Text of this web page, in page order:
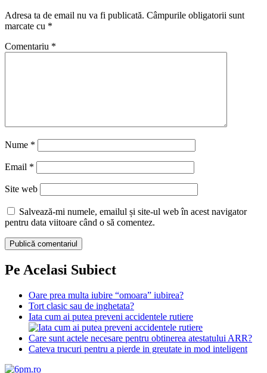
Adresa ta de email nu va fi publicată. Câmpurile obligatorii sunt
marcate cu *
Comentariu *
Nume *
Email *
Site web
Salvează-mi numele, emailul și site-ul web în acest navigator
pentru data viitoare când o să comentez.
Pe Acelasi Subiect
Oare prea multa iubire “omoara” iubirea?
Tort clasic sau de inghetata?
Iata cum ai putea preveni accidentele rutiere
Care sunt actele necesare pentru obtinerea atestatului ARR?
Cateva trucuri pentru a pierde in greutate in mod inteligent